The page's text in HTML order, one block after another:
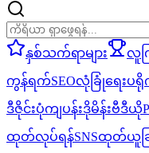
နှစ်သက်ရာများ လူက
ကွန်ရက်SEOလုံခြုံရေးပရို
ဒီဇိုင်းပုံကျပန်းဒိုမိန်းဗီဒီယို
ထုတ်လုပ်ရန်SNSထုတ်ယူခြ